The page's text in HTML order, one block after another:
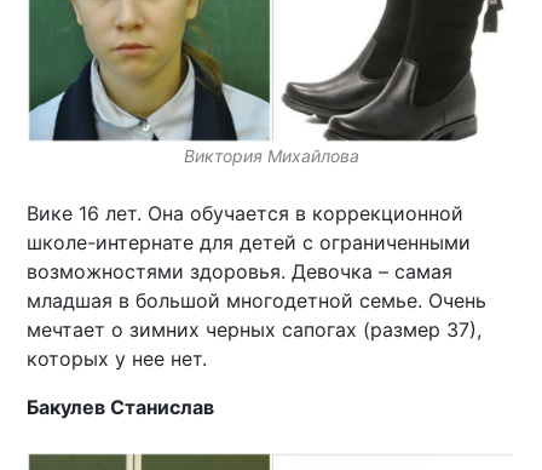
Виктория Михайлова
Вике 16 лет. Она обучается в коррекционной
школе-интернате для детей с ограниченными
возможностями здоровья. Девочка – самая
младшая в большой многодетной семье. Очень
мечтает о зимних черных сапогах (размер 37),
которых у нее нет.
Бакулев Станислав